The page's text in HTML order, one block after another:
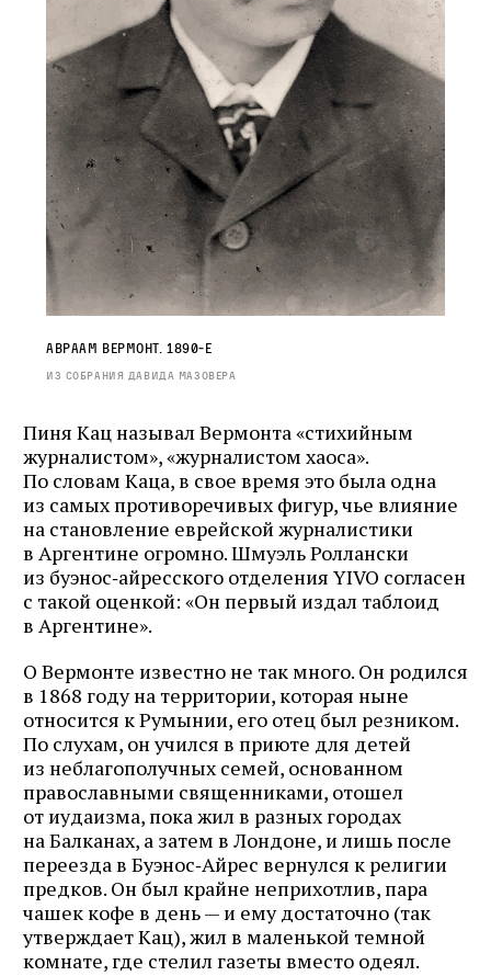
Авраам Вермонт. 1890‑е
Из собрания Давида Мазовера
Пиня Кац называл Вермонта «стихийным
журналистом», «журналистом хаоса».
По словам Каца, в свое время это была одна
из самых противоречивых фигур, чье влияние
на становление еврейской журналистики
в Аргентине огромно. Шмуэль Роллански
из буэнос‑айресского отделения YIVO согласен
с такой оценкой: «Он первый издал таблоид
в Аргентине».
О Вермонте известно не так много. Он родился
в 1868 году на территории, которая ныне
относится к Румынии, его отец был резником.
По слухам, он учился в приюте для детей
из неблагополучных семей, основанном
православными священниками, отошел
от иудаизма, пока жил в разных городах
на Балканах, а затем в Лондоне, и лишь после
переезда в Буэнос‑Айрес вернулся к религии
предков. Он был крайне неприхотлив, пара
чашек кофе в день — и ему достаточно (так
утверждает Кац), жил в маленькой темной
комнате, где стелил газеты вместо одеял.